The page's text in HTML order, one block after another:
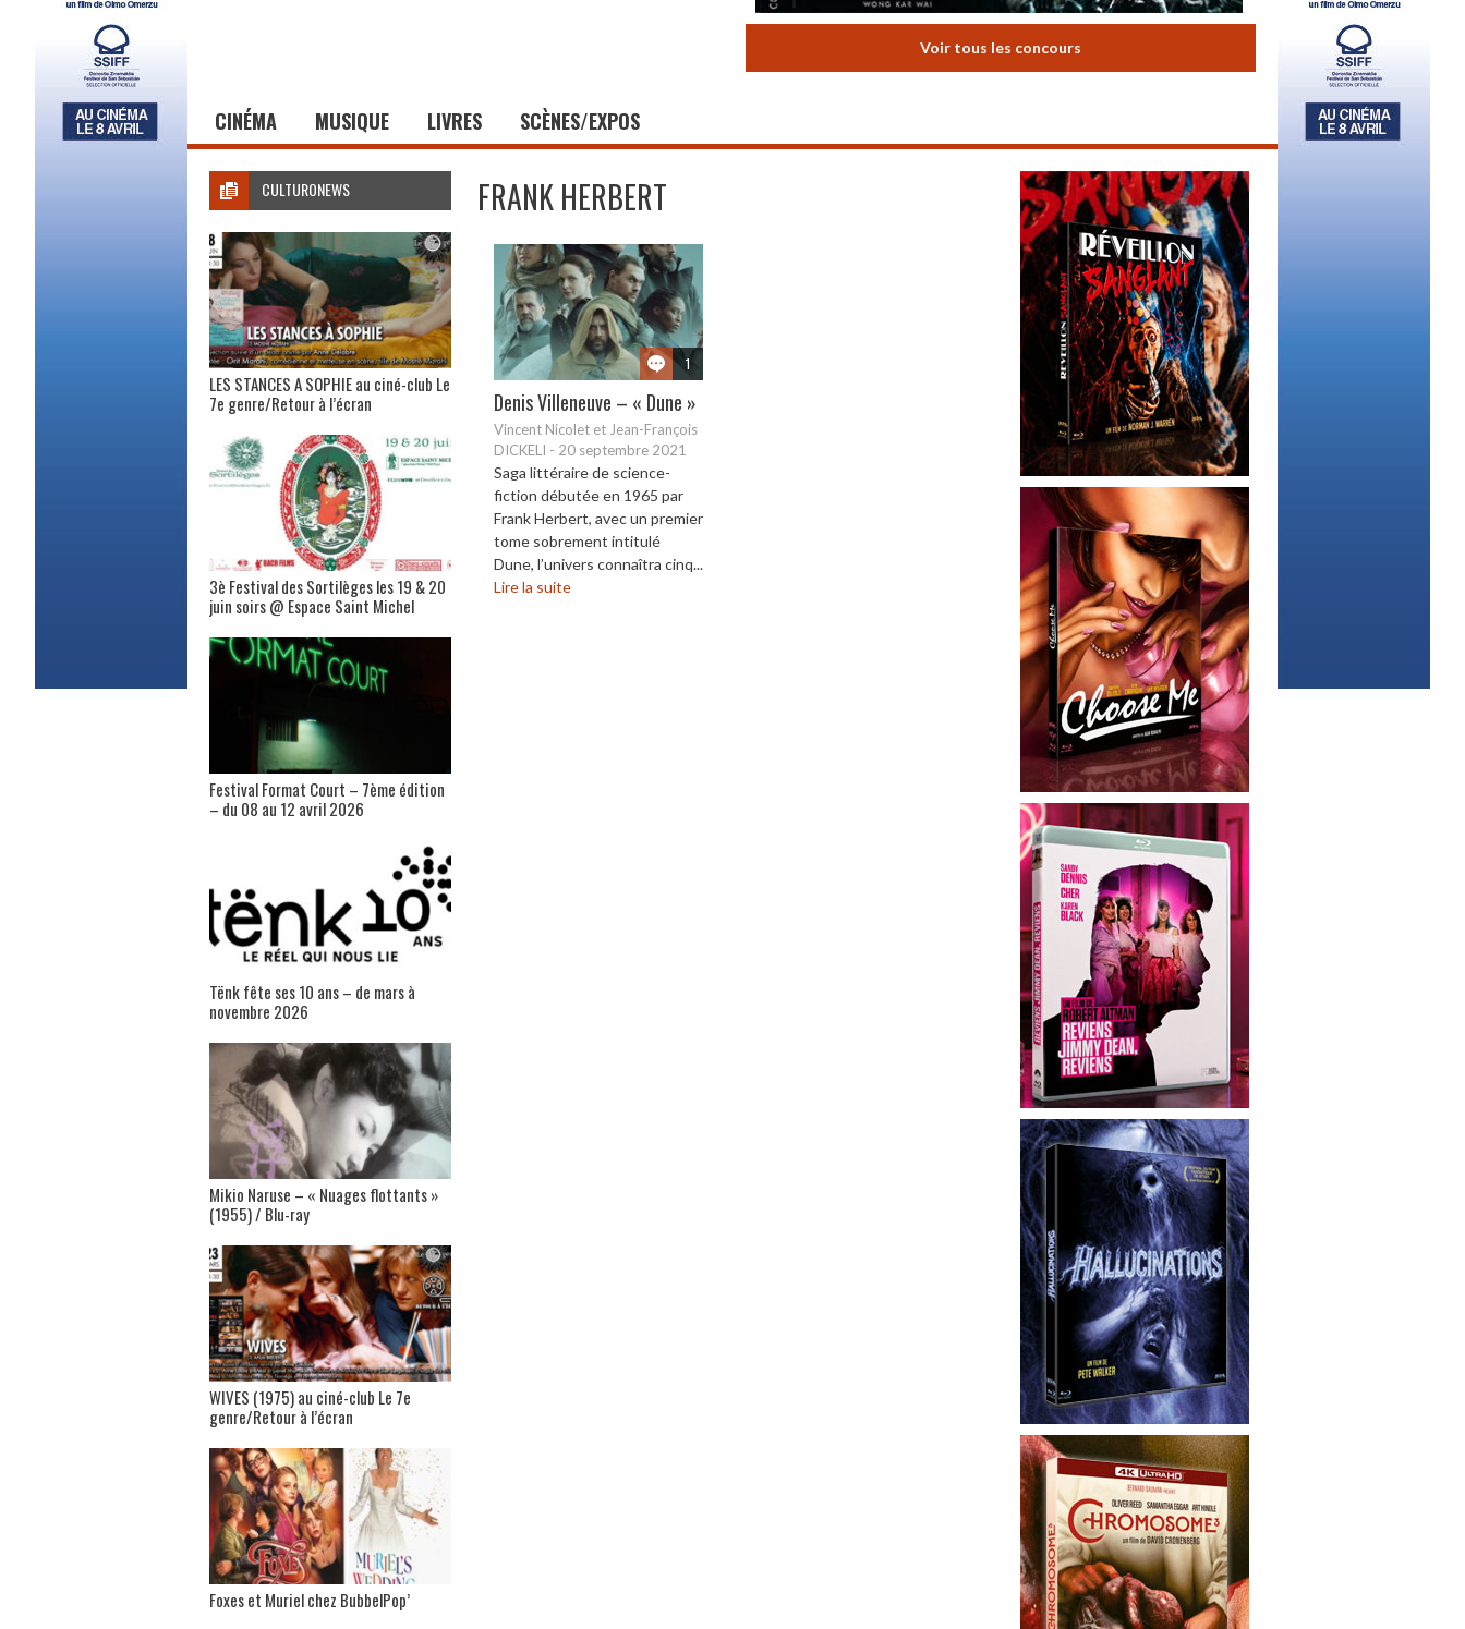
Voir tous les concours
CINÉMA MUSIQUE LIVRES SCÈNES/EXPOS
FRANK HERBERT
1
Denis Villeneuve – « Dune »
Vincent Nicolet et Jean-François
DICKELI - 20 septembre 2021
Saga littéraire de science-
fiction débutée en 1965 par
Frank Herbert, avec un premier
tome sobrement intitulé
Dune, l’univers connaîtra cinq...
Lire la suite
CULTURONEWS
LES STANCES A SOPHIE au ciné-club Le
7e genre/Retour à l’écran
3è Festival des Sortilèges les 19 & 20
juin soirs @ Espace Saint Michel
Festival Format Court – 7ème édition
– du 08 au 12 avril 2026
Tënk fête ses 10 ans – de mars à
novembre 2026
Mikio Naruse – « Nuages flottants »
(1955) / Blu-ray
WIVES (1975) au ciné-club Le 7e
genre/Retour à l’écran
Foxes et Muriel chez BubbelPop’